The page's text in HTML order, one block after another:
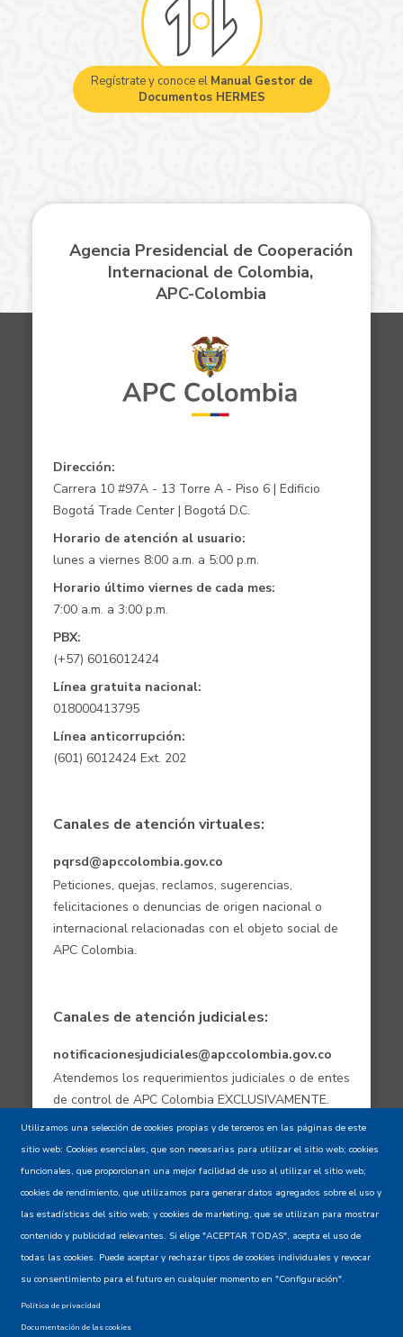
Regístrate y conoce el Manual Gestor de
Documentos HERMES
Agencia Presidencial de Cooperación
Internacional de Colombia,
APC-Colombia
Dirección:
Carrera 10 #97A - 13 Torre A - Piso 6 | Edificio
Bogotá Trade Center | Bogotá D.C.
Horario de atención al usuario:
lunes a viernes 8:00 a.m. a 5:00 p.m.
Horario último viernes de cada mes:
7:00 a.m. a 3:00 p.m.
PBX:
(+57) 6016012424
Línea gratuita nacional:
018000413795
Línea anticorrupción:
(601) 6012424 Ext. 202
Canales de atención virtuales:
pqrsd@apccolombia.gov.co
Peticiones, quejas, reclamos, sugerencias,
felicitaciones o denuncias de origen nacional o
internacional relacionadas con el objeto social de
APC Colombia.
Canales de atención judiciales:
notificacionesjudiciales@apccolombia.gov.co
Atendemos los requerimientos judiciales o de entes
de control de APC Colombia EXCLUSIVAMENTE.
Aviso de confidencialidad - Política de
privacidad y Condiciones de uso
Mapa del Sitio XML
Utilizamos una selección de cookies propias y de terceros en las páginas de este
sitio web: Cookies esenciales, que son necesarias para utilizar el sitio web; cookies
funcionales, que proporcionan una mejor facilidad de uso al utilizar el sitio web;
cookies de rendimiento, que utilizamos para generar datos agregados sobre el uso y
las estadísticas del sitio web; y cookies de marketing, que se utilizan para mostrar
contenido y publicidad relevantes. Si elige "ACEPTAR TODAS", acepta el uso de
todas las cookies. Puede aceptar y rechazar tipos de cookies individuales y revocar
su consentimiento para el futuro en cualquier momento en "Configuración".
Política de privacidad
Documentación de las cookies